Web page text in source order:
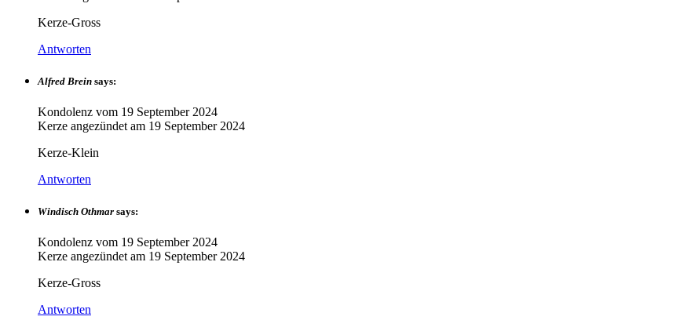
Kerze-Gross
Antworten
Alfred Brein says:
Kondolenz vom 19 September 2024
Kerze angezündet am 19 September 2024
Kerze-Klein
Antworten
Windisch Othmar says:
Kondolenz vom 19 September 2024
Kerze angezündet am 19 September 2024
Kerze-Gross
Antworten